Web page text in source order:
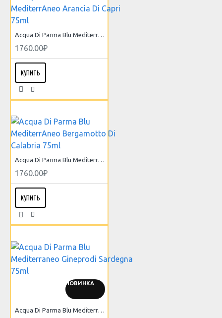
Acqua Di Parma Blu MediterrAneo Arancia Di Capri 75ml
1760.00₽
КУПИТЬ
Acqua Di Parma Blu MediterrAneo Bergamotto Di Calabria 75ml
1760.00₽
КУПИТЬ
НОВИНКА